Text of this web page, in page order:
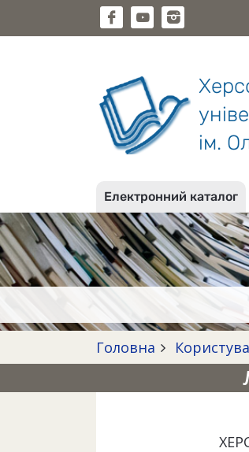
ім.
Електронний каталог
Головна